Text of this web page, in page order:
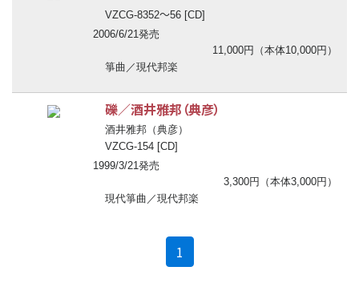
VZCG-8352〜56 [CD]
2006/6/21発売
11,000円（本体10,000円）
箏曲／現代邦楽
礫／酒井雅邦（典彦）
酒井雅邦（典彦）
VZCG-154 [CD]
1999/3/21発売
3,300円（本体3,000円）
現代箏曲／現代邦楽
1